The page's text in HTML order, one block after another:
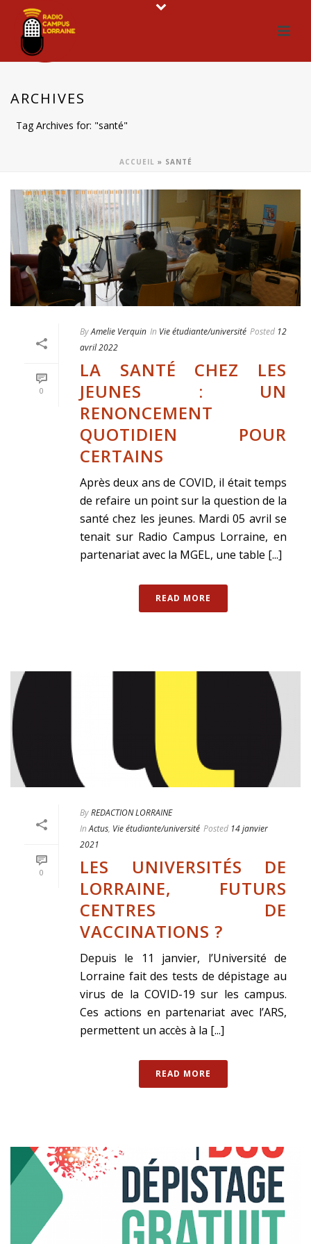
ARCHIVES
Tag Archives for: "santé"
ACCUEIL » SANTÉ
0
ByAmelie Verquin In Vie étudiante/université Posted 12
avril 2022
LA SANTÉ CHEZ LES
JEUNES : UN
RENONCEMENT
QUOTIDIEN POUR
CERTAINS
Après deux ans de COVID, il était temps
de refaire un point sur la question de la
santé chez les jeunes. Mardi 05 avril se
tenait sur Radio Campus Lorraine, en
partenariat avec la MGEL, une table [...]
READ MORE
0
ByREDACTION LORRAINE
In Actus, Vie étudiante/université Posted 14 janvier
2021
LES UNIVERSITÉS DE
LORRAINE, FUTURS
CENTRES DE
VACCINATIONS ?
Depuis le 11 janvier, l’Université de
Lorraine fait des tests de dépistage au
virus de la COVID-19 sur les campus.
Ces actions en partenariat avec l’ARS,
permettent un accès à la [...]
READ MORE